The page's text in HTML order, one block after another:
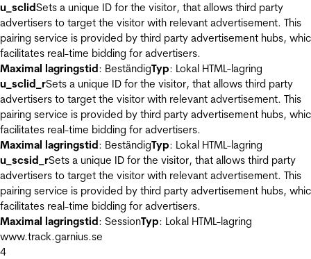
u_sclidSets a unique ID for the visitor, that allows third party
advertisers to target the visitor with relevant advertisement. This
pairing service is provided by third party advertisement hubs,
facilitates real-time bidding for advertisers.
Maximal lagringstid: BeständigTyp: Lokal HTML-lagring
u_sclid_rSets a unique ID for the visitor, that allows third party
advertisers to target the visitor with relevant advertisement. This
pairing service is provided by third party advertisement hubs,
facilitates real-time bidding for advertisers.
Maximal lagringstid: BeständigTyp: Lokal HTML-lagring
u_scsid_rSets a unique ID for the visitor, that allows third party
advertisers to target the visitor with relevant advertisement. This
pairing service is provided by third party advertisement hubs,
facilitates real-time bidding for advertisers.
Maximal lagringstid: SessionTyp: Lokal HTML-lagring
www.track.garnius.se
4